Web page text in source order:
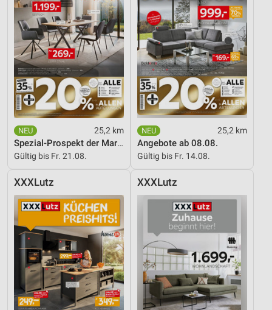
25,2 km
Spezial-Prospekt der Marken
Gültig bis Fr. 21.08.
25,2 km
Angebote ab 08.08.
Gültig bis Fr. 14.08.
XXXLutz XXXLutz
IAB-Besonderheiten:
Verwendung genauer Standortdaten
Geräte anhand von aktiv angeforderten
Informationen identifizieren
Nicht-IAB-Verarbeitungszwecke:
Notwendig
Performance
Funktional